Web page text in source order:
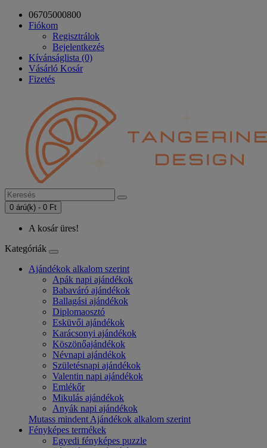
06705000800
Fiókom
Regisztrálok
Bejelentkezés
Kívánságlista (0)
Vásárló Kosár
Fizetés
0 árú(k) - 0 Ft
A kosár üres!
Kategóriák
Ajándékok alkalom szerint
Apák napi ajándékok
Babaváró ajándékok
Ballagási ajándékok
Diplomaosztó
Esküvői ajándékok
Karácsonyi ajándékok
Köszönőajándékok
Névnapi ajándékok
Születésnapi ajándékok
Valentin napi ajándékok
Emlékőr
Mikulás ajándékok
Anyák napi ajándékok
Mutass mindent Ajándékok alkalom szerint
Fényképes termékek
Egyedi fényképes puzzle